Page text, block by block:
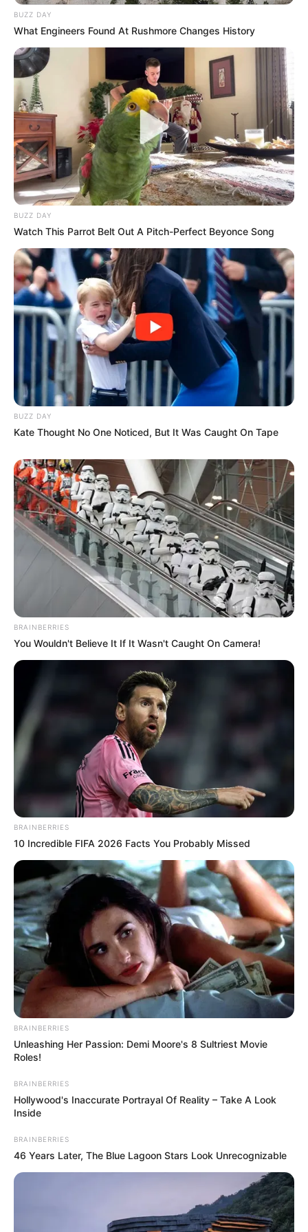
https://lh5.googleusercontent.com/-
bRxbSIHAsdA/UvqggqOsriI/AAAAAAAAd_I/
CO-PA13.jpg
5º Sachês rústicos
http://mlb-s2-p.mlstatic.com/sach-perfumado-
com-10-unid-18969-MLB6994017273_092014-O.jpg
Se você tem vontade de aprender a fazer outros
produtos lindos e perfumados, para vender e
também para uso próprio, conheça o nosso
curso
de Saboaria Artesanal.
Se quiser deixar ossachêsainda mais
personalizados, faça
tags
identificadas (pequenas etiquetas) e amarre-as
ao sachê, fica fantástico! Faça os sachês para
vender e também para utilizar em casa e dar
como lembrancinha a amigos e familiares, eles
vão amar! São lindos mas também muito fáceis
de fazer, sem falar que é uma lembrancinha
muito econômica.
Ficou curioso para aprender como se faz? Então
vamos aos materiais!
Material Utilizado
iN3abhVLF7w/UM6Bg6bduWI/AAAAAAAAA8w/
500g de sagu
10ml de essência à base de água
5ml de fixador de essência
Corante cosmético
BUZZ DAY
What Engineers Found At Rushmore Changes History
BUZZ DAY
Watch This Parrot Belt Out A Pitch-Perfect Beyonce Song
BUZZ DAY
Kate Thought No One Noticed, But It Was Caught On Tape
BRAINBERRIES
You Wouldn't Believe It If It Wasn't Caught On Camera!
BRAINBERRIES
10 Incredible FIFA 2026 Facts You Probably Missed
BRAINBERRIES
Unleashing Her Passion: Demi Moore's 8 Sultriest Movie
Roles!
BRAINBERRIES
Hollywood's Inaccurate Portrayal Of Reality – Take A Look
Inside
BRAINBERRIES
46 Years Later, The Blue Lagoon Stars Look Unrecognizable